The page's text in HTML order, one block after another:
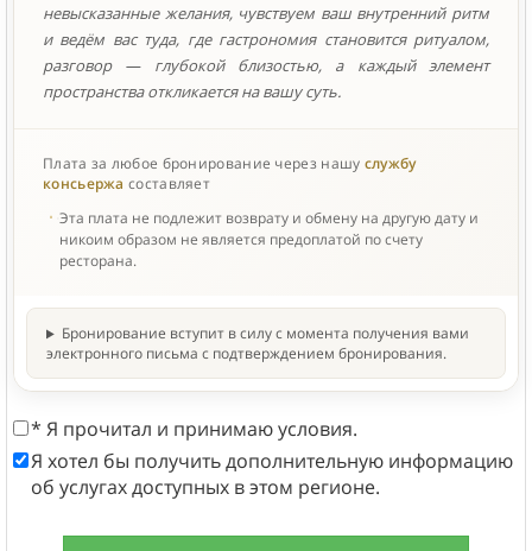
невысказанные желания, чувствуем ваш внутренний ритм
и ведём вас туда, где гастрономия становится ритуалом,
разговор — глубокой близостью, а каждый элемент
пространства откликается на вашу суть.
Плата за любое бронирование через нашу службу
консьержа составляет
Эта плата не подлежит возврату и обмену на другую дату и
никоим образом не является предоплатой по счету
ресторана.
Бронирование вступит в силу с момента получения вами
электронного письма с подтверждением бронирования.
* Я прочитал и принимаю условия.
Я хотел бы получить дополнительную информацию
об услугах доступных в этом регионе.